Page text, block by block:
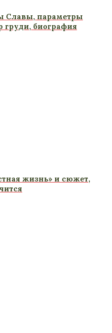
Славы, параметры
груди, биография
жизнь» и сюжет,